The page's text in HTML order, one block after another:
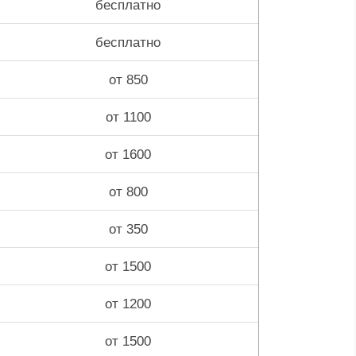
бесплатно
бесплатно
от 850
от 1100
от 1600
от 800
от 350
от 1500
от 1200
от 1500